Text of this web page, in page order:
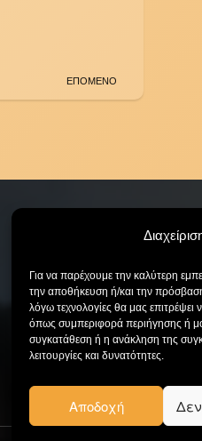
Για να παρέχουμε την καλύτερη
την αποθήκευση ή/και την
λόγω τεχνολογίες θα μας
όπως συμπεριφορά περιήγησης ή
συγκατάθεση ή η ανάκληση της
λειτουργίες και δυνατότητες.
Αποδοχή
ΕΠΟΜΕΝΟ